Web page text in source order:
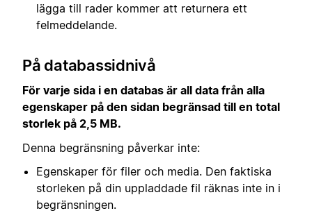
lägga till rader kommer att returnera ett
felmeddelande.
På databassidnivå
För varje sida i en databas är all data från alla
egenskaper på den sidan begränsad till en total
storlek på 2,5 MB.
Denna begränsning påverkar inte:
Egenskaper för filer och media. Den faktiska
storleken på din uppladdade fil räknas inte in i
begränsningen.